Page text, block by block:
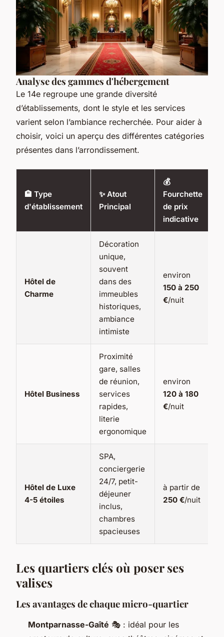
Analyse des gammes d'hébergement
Le 14e regroupe une grande diversité
d’établissements, dont le style et les services
varient selon l’ambiance recherchée. Pour aider à
choisir, voici un aperçu des différentes catégories
présentes dans l’arrondissement.
🏨 Type
d'établissement
✨ Atout
Principal
💰
Fourchette
de prix
indicative
Hôtel de
Charme
Décoration
unique,
souvent
dans des
immeubles
historiques,
ambiance
intimiste
environ
150 à 250
€/nuit
Hôtel Business
Proximité
gare, salles
de réunion,
services
rapides,
literie
ergonomique
environ
120 à 180
€/nuit
Hôtel de Luxe
4-5 étoiles
SPA,
conciergerie
24/7, petit-
déjeuner
inclus,
chambres
spacieuses
à partir de
250 €/nuit
Les quartiers clés où poser ses
valises
Les avantages de chaque micro-quartier
Montparnasse-Gaîté 🎭 : idéal pour les